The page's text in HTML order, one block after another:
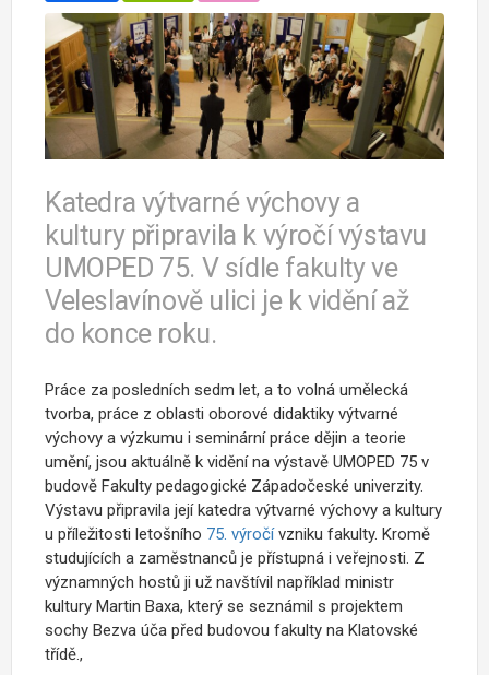
Katedra výtvarné výchovy a
kultury připravila k výročí výstavu
UMOPED 75. V sídle fakulty ve
Veleslavínově ulici je k vidění až
do konce roku.
Práce za posledních sedm let, a to volná umělecká
tvorba, práce z oblasti oborové didaktiky výtvarné
výchovy a výzkumu i seminární práce dějin a teorie
umění, jsou aktuálně k vidění na výstavě UMOPED 75 v
budově Fakulty pedagogické Západočeské univerzity.
Výstavu připravila její katedra výtvarné výchovy a kultury
u příležitosti letošního 75. výročívzniku fakulty. Kromě
studujících a zaměstnanců je přístupná i veřejnosti. Z
významných hostů ji už navštívil například ministr
kultury Martin Baxa, který se seznámil s projektem
sochy Bezva úča před budovou fakulty na Klatovské
třídě.,